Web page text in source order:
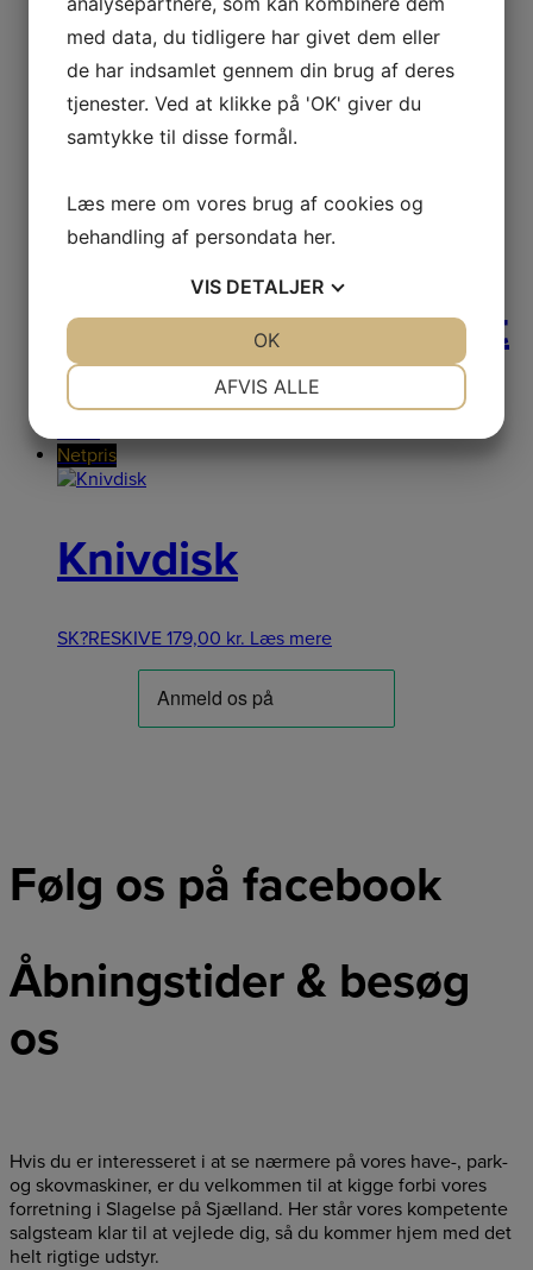
AUTOMOWER Long
Life Safety knive
Husqvarna AUTOMOWER Long Life Safety knive
knive: Originale HuVælg muligheder
Netpris
Ladestation Printkort
PRINTED CIRCUIT ASSY PCBA GEN799,00kr. Læs
Netpris
Knivdisk
SK?RESKIVE 179,00 kr. Læs mere
Følg os på facebook
Åbningstider & besøg
os
Hvis du er interesseret i at se nærmere på vores have-, park-
og skovmaskiner, er du velkommen til at kigge forbi vores
forretning i Slagelse på Sjælland. Her står vores kompetente
salgsteam klar til at vejlede dig, så du kommer hjem med det
helt rigtige udstyr.
med data, du tidligere har givet dem eller
de har indsamlet gennem din brug af deres
tjenester. Ved at klikke på 'OK' giver du
samtykke til disse formål.
Læs mere om vores brug af cookies og
behandling af persondata her.
VIS DETALJER
AFVIS ALLE
OK